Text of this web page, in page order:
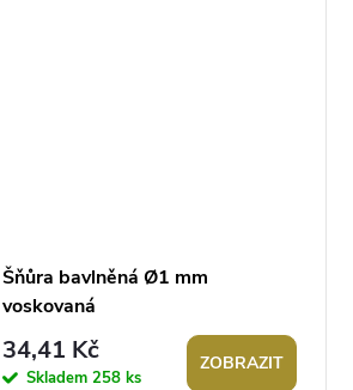
Šňůra bavlněná Ø1 mm
voskovaná
34,41 Kč
Skladem258 ks
ZOBRAZIT